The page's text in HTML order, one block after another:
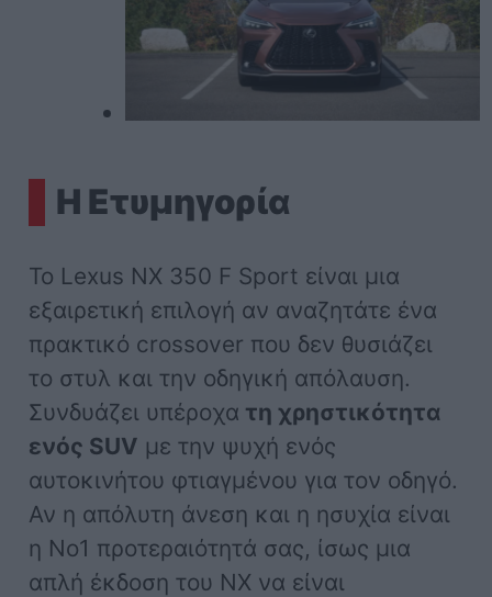
Η Ετυμηγορία
Το Lexus NX 350 F Sport είναι μια
εξαιρετική επιλογή αν αναζητάτε ένα
πρακτικό crossover που δεν θυσιάζει
το στυλ και την οδηγική απόλαυση.
Συνδυάζει υπέροχα τη χρηστικότητα
ενός SUV με την ψυχή ενός
αυτοκινήτου φτιαγμένου για τον οδηγό.
Αν η απόλυτη άνεση και η ησυχία είναι
η Νο1 προτεραιότητά σας, ίσως μια
απλή έκδοση του NX να είναι